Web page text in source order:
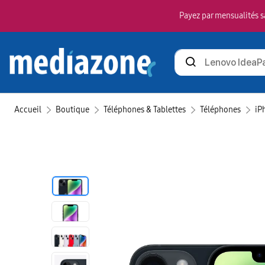
Payez par
Rechercher
des
Accueil Boutique Téléphones & Tablettes Téléphones